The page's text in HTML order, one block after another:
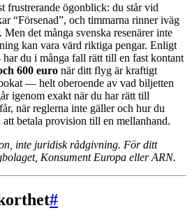
frustrerande ögonblick: du står vid
“Försenad”, och timmarna rinner iväg
Men det många svenska resenärer inte
kan vara värd riktiga pengar. Enligt
har du i många fall rätt till en fast kontant
600 euro när ditt flyg är kraftigt
— helt oberoende av vad biljetten
igenom exakt när du har rätt till
när reglerna inte gäller och hur du
betala provision till en mellanhand.
inte juridisk rådgivning. För ditt
Konsument Europa eller ARN.
#